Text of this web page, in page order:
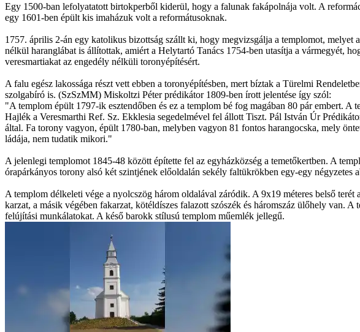
Egy 1500-ban lefolyatatott birtokperből kiderül, hogy a falunak fakápolnája volt. A
egy 1601-ben épült kis imaházuk volt a reformátusoknak.
1757. április 2-án egy katolikus bizottság szállt ki, hogy megvizsgálja a templomot, melyet
nélkül haranglábat is állítottak, amiért a Helytartó Tanács 1754-ben utasítja a vármegyét,
veresmartiakat az engedély nélküli toronyépítésért.
A falu egész lakossága részt vett ebben a toronyépítésben, mert bíztak a Türelmi
szolgabíró is. (SzSzMM) Miskoltzi Péter prédikátor 1809-ben írott jelentése így szól:
"A templom épült 1797-ik esztendőben és ez a templom bé fog magában 80 pár embert.
Hajlék a Veresmarthi Ref. Sz. Ekklesia segedelmével fel állott Tiszt. Pál István Úr
által. Fa torony vagyon, épült 1780-ban, melyben vagyon 81 fontos harangocska, mely
ládája, nem tudatik mikori."
A jelenlegi templomot 1845-48 között építette fel az egyházközség a temetőkertben. A
órapárkányos torony alsó két szintjének előoldalán sekély faltükrökben egy-egy négyzetes
A templom délkeleti vége a nyolcszög három oldalával záródik. A 9x19 méteres belső
karzat, a másik végében fakarzat, kötéldíszes falazott szószék és háromszáz ülőhely van.
felújítási munkálatokat. A késő barokk stílusú templom műemlék jellegű.